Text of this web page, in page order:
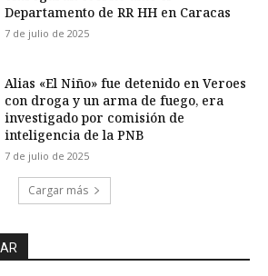
Departamento de RR HH en Caracas
7 de julio de 2025
Alias «El Niño» fue detenido en Veroes
con droga y un arma de fuego, era
investigado por comisión de
inteligencia de la PNB
7 de julio de 2025
Cargar más